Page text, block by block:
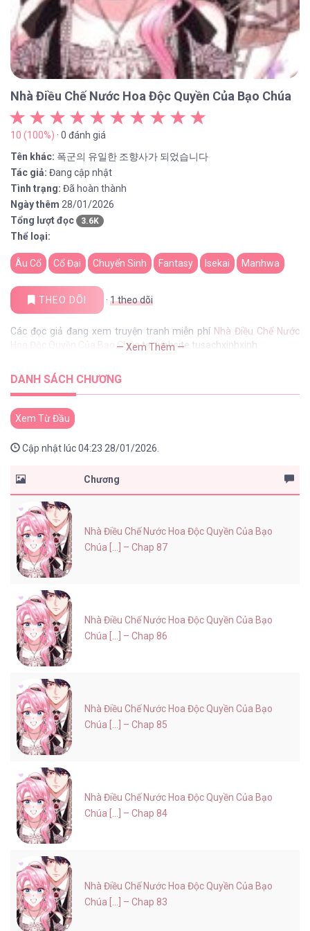
Nhà Điều Chế Nước Hoa Độc Quyền Của Bạo Chúa
10 (100%) · 0 đánh giá
Tên khác: 폭군의 유일한 조향사가 되었습니다
Tác giả: Đang cập nhật
Tình trạng: Đã hoàn thành
Ngày thêm 28/01/2026
Tổng lượt đọc
3.6K
Thể loại:
Âu Cổ Cổ Đại Chuyển Sinh Fantasy Isekai Manhwa
THEO DÕI · 1theo dõi
Các đọc giả đang xem truyện tranh miễn phí Nhà Điều Chế Nước
Hoa Độc Quyền Của Bạo Chúatại website tusachxinhxinh
— Xem Thêm —
DANH SÁCH CHƯƠNG
Xem Từ Đầu
Cập nhật lúc 04:23 28/01/2026.
Chương
Nhà Điều Chế Nước Hoa Độc Quyền Của Bạo
Chúa [...] – Chap 87
Nhà Điều Chế Nước Hoa Độc Quyền Của Bạo
Chúa [...] – Chap 86
Nhà Điều Chế Nước Hoa Độc Quyền Của Bạo
Chúa [...] – Chap 85
Nhà Điều Chế Nước Hoa Độc Quyền Của Bạo
Chúa [...] – Chap 84
Nhà Điều Chế Nước Hoa Độc Quyền Của Bạo
Chúa [...] – Chap 83